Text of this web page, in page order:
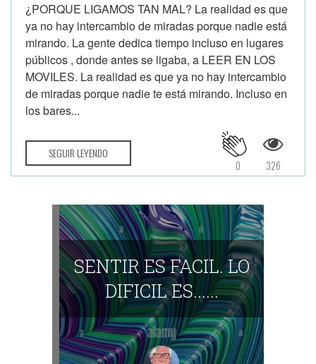
¿PORQUE LIGAMOS TAN MAL? La realidad es que
ya no hay intercambio de miradas porque nadie está
mirando. La gente dedica tiempo incluso en lugares
públicos , donde antes se ligaba, a LEER EN LOS
MOVILES. La realidad es que ya no hay intercambio
de miradas porque nadie te está mirando. Incluso en
los bares...
SEGUIR LEYENDO
326
0
SENTIR ES FACIL. LO
DIFICIL ES......